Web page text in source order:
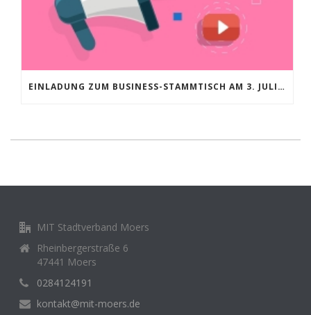
EINLADUNG ZUM BUSINESS-STAMMTISCH AM 3. JULI 2019
MIT Stadtverband Moers
Rheinbergerstraße 6
47441 Moers
0284124191
kontakt@mit-moers.de